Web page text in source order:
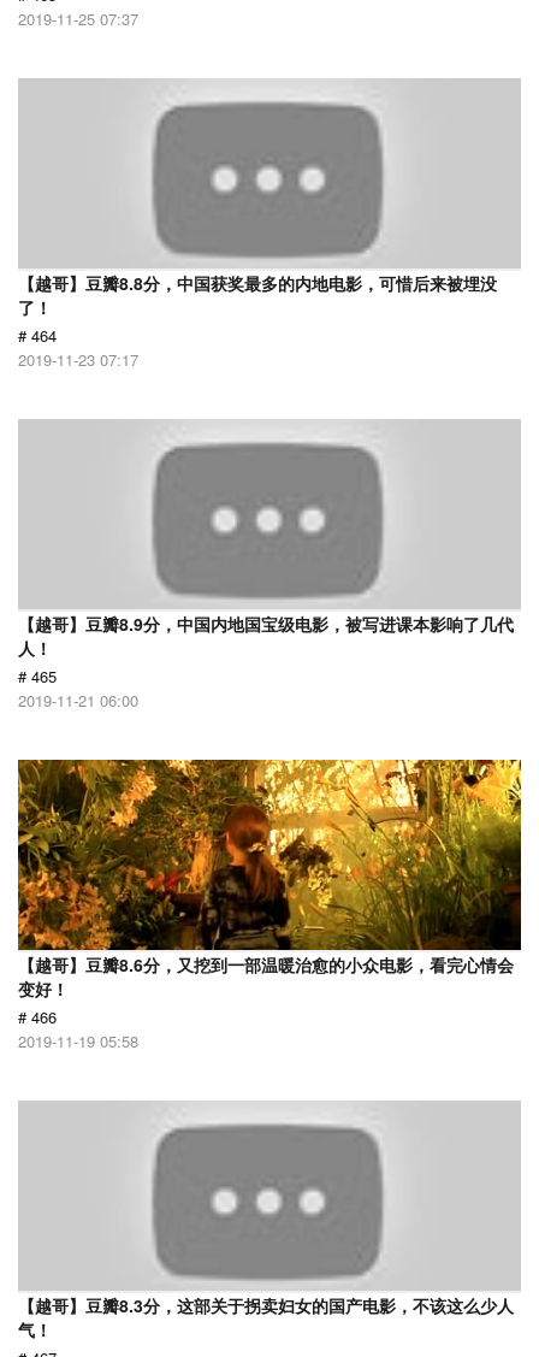
2019-11-25 07:37
【越哥】豆瓣8.8分，中国获奖最多的内地电影，可惜后来被埋没
了！
# 464
2019-11-23 07:17
【越哥】豆瓣8.9分，中国内地国宝级电影，被写进课本影响了几代
人！
# 465
2019-11-21 06:00
【越哥】豆瓣8.6分，又挖到一部温暖治愈的小众电影，看完心情会
变好！
# 466
2019-11-19 05:58
【越哥】豆瓣8.3分，这部关于拐卖妇女的国产电影，不该这么少人
气！